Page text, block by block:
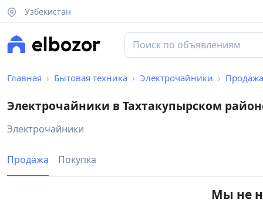
Узбекистан
Главная Бытовая техника Электрочайники Продажа
Электрочайники в Тахтакупырском
Электрочайники
Продажа Покупка
Мы не